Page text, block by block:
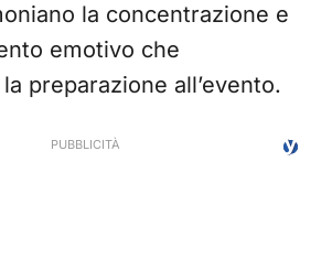
la concentrazione e
emotivo che
preparazione all’evento.